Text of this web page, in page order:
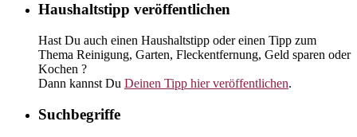
Haushaltstipp veröffentlichen
Hast Du auch einen Haushaltstipp oder einen Tipp zum
Thema Reinigung, Garten, Fleckentfernung, Geld sparen oder
Kochen ?
Dann kannst Du Deinen Tipp hier veröffentlichen.
Suchbegriffe